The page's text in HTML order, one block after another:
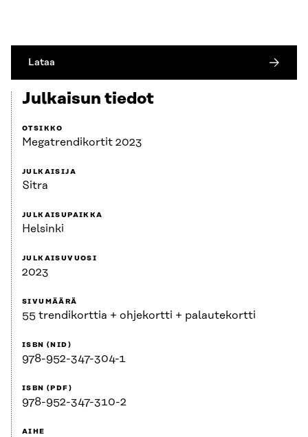
Lataa
Julkaisun tiedot
OTSIKKO
Megatrendikortit 2023
JULKAISIJA
Sitra
JULKAISUPAIKKA
Helsinki
JULKAISUVUOSI
2023
SIVUMÄÄRÄ
55 trendikorttia + ohjekortti + palautekortti
ISBN (NID)
978-952-347-304-1
ISBN (PDF)
978-952-347-310-2
AIHE